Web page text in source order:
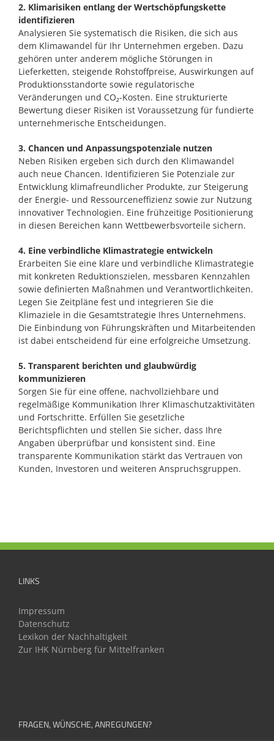
2. Klimarisiken entlang der Wertschöpfungskette
identifizieren
Analysieren Sie systematisch die Risiken, die sich aus
dem Klimawandel für Ihr Unternehmen ergeben. Dazu
gehören unter anderem mögliche Störungen in
Lieferketten, steigende Rohstoffpreise, Auswirkungen auf
Produktionsstandorte sowie regulatorische
Veränderungen und CO₂-Kosten. Eine strukturierte
Bewertung dieser Risiken ist Voraussetzung für fundierte
unternehmerische Entscheidungen.
3. Chancen und Anpassungspotenziale nutzen
Neben Risiken ergeben sich durch den Klimawandel
auch neue Chancen. Identifizieren Sie Potenziale zur
Entwicklung klimafreundlicher Produkte, zur Steigerung
der Energie- und Ressourceneffizienz sowie zur Nutzung
innovativer Technologien. Eine frühzeitige Positionierung
in diesen Bereichen kann Wettbewerbsvorteile sichern.
4. Eine verbindliche Klimastrategie entwickeln
Erarbeiten Sie eine klare und verbindliche Klimastrategie
mit konkreten Reduktionszielen, messbaren Kennzahlen
sowie definierten Maßnahmen und Verantwortlichkeiten.
Legen Sie Zeitpläne fest und integrieren Sie die
Klimaziele in die Gesamtstrategie Ihres Unternehmens.
Die Einbindung von Führungskräften und Mitarbeitenden
ist dabei entscheidend für eine erfolgreiche Umsetzung.
5. Transparent berichten und glaubwürdig
kommunizieren
Sorgen Sie für eine offene, nachvollziehbare und
regelmäßige Kommunikation Ihrer Klimaschutzaktivitäten
und Fortschritte. Erfüllen Sie gesetzliche
Berichtspflichten und stellen Sie sicher, dass Ihre
Angaben überprüfbar und konsistent sind. Eine
transparente Kommunikation stärkt das Vertrauen von
Kunden, Investoren und weiteren Anspruchsgruppen.
LINKS
Impressum
Datenschutz
Lexikon der Nachhaltigkeit
Zur IHK Nürnberg für Mittelfranken
FRAGEN, WÜNSCHE, ANREGUNGEN?